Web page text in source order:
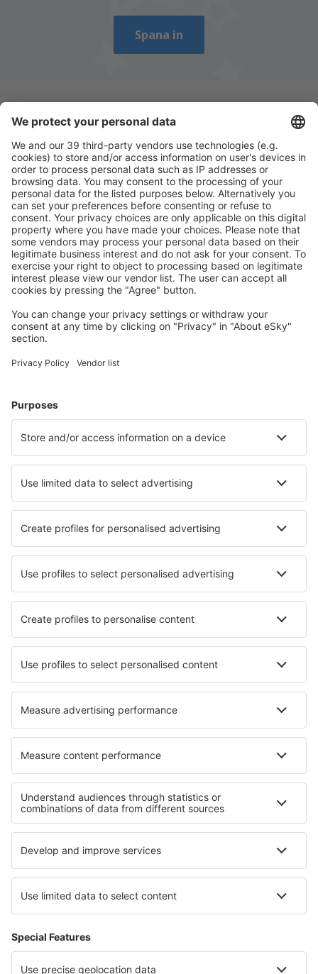
Spana in
Ladda ner vår appför att enkelt planera
dina resor
Planera din resa
Billiga flyg
Weekendresor
Flyg+Hotell
Hotell
Sevärdheter
Sportevenemang
Läs mer
Mobilapp
Flygbolag
SAS
Ryanair
Lufthansa
Norwegian
WizzAir
Om eSky
Köpvillkor
Mina bokningar
Integritetspolicy
Support och kontakt
Integritet
Länder